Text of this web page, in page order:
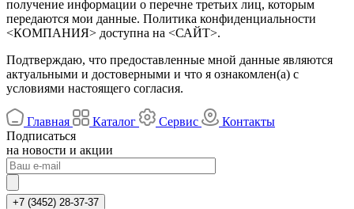
получение информации о перечне третьих лиц, которым
передаются мои данные. Политика конфиденциальности
<КОМПАНИЯ> доступна на <САЙТ>.
Подтверждаю, что предоставленные мной данные являются
актуальными и достоверными и что я ознакомлен(а) с
условиями настоящего согласия.
Главная Каталог Сервис
Контакты
Подписаться
на новости и акции
+7 (3452) 28-37-37